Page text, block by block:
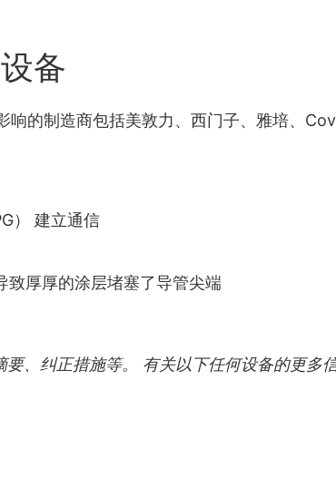
备
的制造商包括美敦力、西门子、雅培、
） 建立通信
致厚厚的涂层堵塞了导管尖端
、纠正措施等。 有关以下任何设备的更多